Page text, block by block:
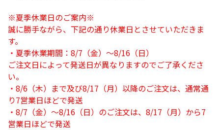
※夏季休業日のご案内※
誠に勝手ながら、下記の通り休業日とさせていただきま
す。
・夏季休業期間：8/7（金）～8/16（日）
ご注文日によって発送日が異なりますのでご了承くださ
い。
・8/6（木）まで及び8/17（月）以降のご注文は、通常通
り7営業日ほどで発送
・8/7（金）～8/16（日）のご注文は、8/17（月）から7
営業日ほどで発送